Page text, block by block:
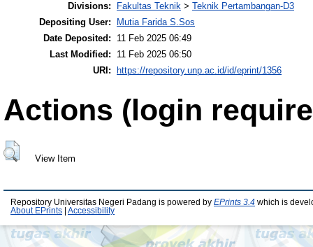
Divisions:
Fakultas Teknik > Teknik Pertambangan-D3
Depositing User:
Mutia Farida S.Sos
Date Deposited:
11 Feb 2025 06:49
Last Modified:
11 Feb 2025 06:50
URI:
https://repository.unp.ac.id/id/eprint/1356
Actions (login
View Item
Repository Universitas Negeri Padang is powered by EPrints 3.4 which is
About EPrints
Accessibility